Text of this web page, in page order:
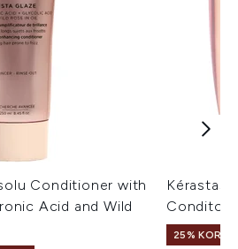
Conditioner with
Acid and Wild
25%